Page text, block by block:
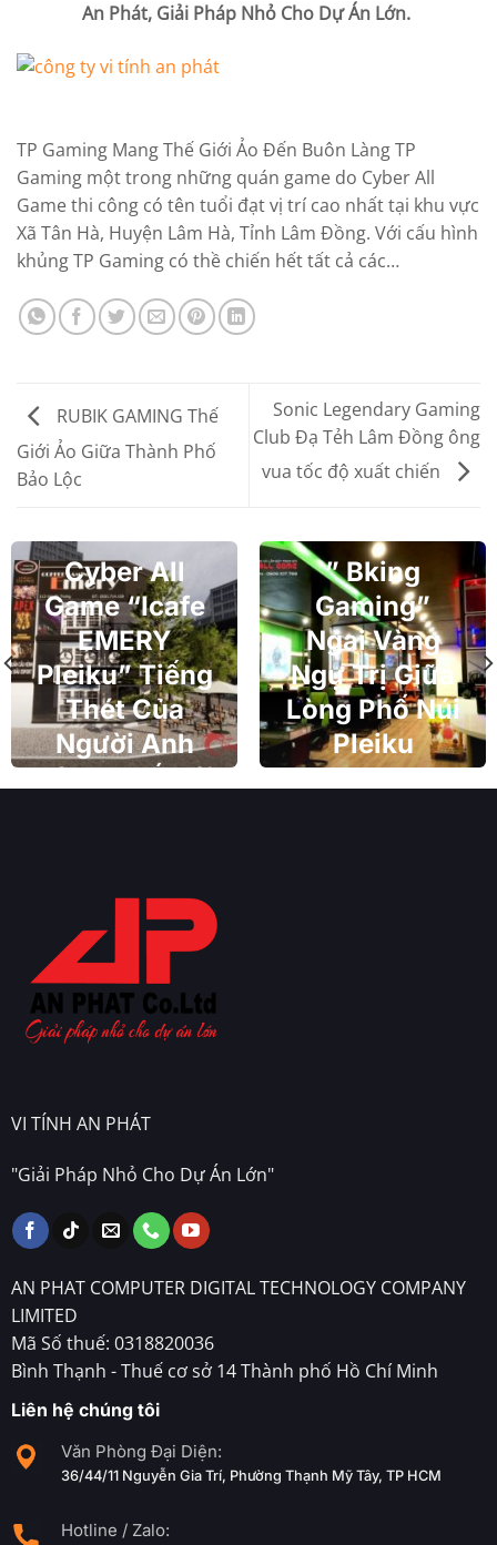
An Phát, Giải Pháp Nhỏ Cho Dự Án Lớn.
TP Gaming Mang Thế Giới Ảo Đến Buôn Làng TP
Gaming một trong những quán game do Cyber All
Game thi công có tên tuổi đạt vị trí cao nhất tại khu vực
Xã Tân Hà, Huyện Lâm Hà, Tỉnh Lâm Đồng. Với cấu hình
khủng TP Gaming có thề chiến hết tất cả các…
RUBIK GAMING Thế
Giới Ảo Giữa Thành Phố
Bảo Lộc
Sonic Legendary Gaming
Club Đạ Tẻh Lâm Đồng ông
vua tốc độ xuất chiến
Cyber All
Game “Icafe
EMERY
Pleiku” Tiếng
Thét Của
Người Anh
Hùng Phố Núi
” Bking
Gaming”
Ngai Vàng
Ngự Trị Giữa
Lòng Phố Núi
Pleiku
VI TÍNH AN PHÁT
"Giải Pháp Nhỏ Cho Dự Án Lớn"
AN PHAT COMPUTER DIGITAL TECHNOLOGY COMPANY
LIMITED
Mã Số thuế: 0318820036
Bình Thạnh - Thuế cơ sở 14 Thành phố Hồ Chí Minh
Liên hệ chúng tôi
Văn Phòng Đại Diện:
36/44/11 Nguyễn Gia Trí, Phường Thạnh Mỹ Tây, TP HCM
Hotline / Zalo: